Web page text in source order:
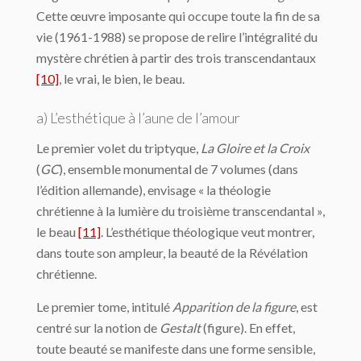
Cette œuvre imposante qui occupe toute la fin de sa
vie (1961-1988) se propose de relire l’intégralité du
mystère chrétien à partir des trois transcendantaux
[10] , le vrai, le bien, le beau.
a) L’esthétique à l’aune de l’amour
Le premier volet du triptyque, La Gloire et la Croix
(GC), ensemble monumental de 7 volumes (dans
l’édition allemande), envisage « la théologie
chrétienne à la lumière du troisième trans­cendantal »,
le beau [11] . L’esthétique théologique veut montrer,
dans toute son ampleur, la beauté de la Révélation
chrétienne.
Le premier tome, intitulé Apparition de la figure, est
centré sur la notion de Gestalt(figure). En effet,
toute beauté se manifeste dans une forme sensible,